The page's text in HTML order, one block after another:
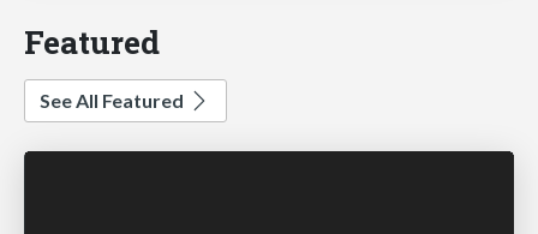
Featured
See All Featured